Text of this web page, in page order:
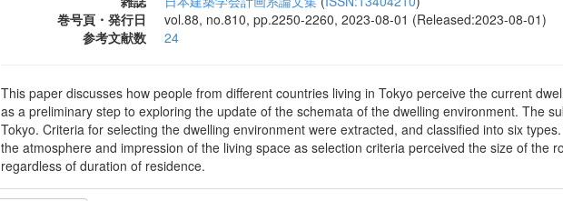
巻号頁・発行日
vol.88, no.810, pp.2250-2260, 2023-08-01 (Released:2023-08-01)
参考文献数
24
This paper discusses how people from different countries living in Tokyo perceive the current
as a preliminary step to exploring the update of the schemata of the dwelling environment. The
Tokyo. Criteria for selecting the dwelling environment were extracted, and classified into six
the atmosphere and impression of the living space as selection criteria perceived the size of the
regardless of duration of residence.